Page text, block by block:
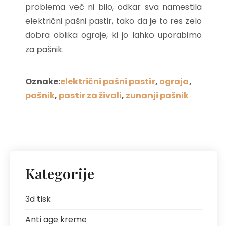
problema več ni bilo, odkar sva namestila
električni pašni pastir, tako da je to res zelo
dobra oblika ograje, ki jo lahko uporabimo
za pašnik.
Oznake:električni pašni pastir, ograja,
pašnik, pastir za živali, zunanji pašnik
Kategorije
3d tisk
Anti age kreme